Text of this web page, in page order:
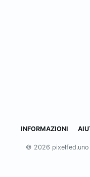
INFORMAZIONI
© 2026 pixelfed.uno